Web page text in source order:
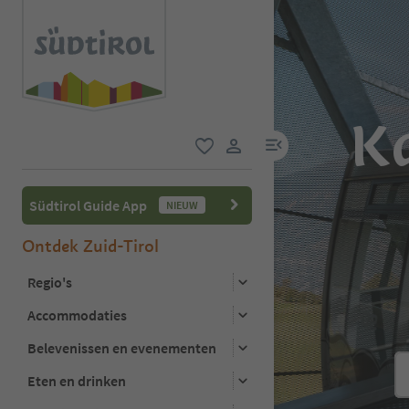
gebruikerslink
menulink
Südtirol Guide App NIEUW
Ontdek Zuid-Tirol
Regio's
Accommodaties
Belevenissen en evenementen
Eten en drinken